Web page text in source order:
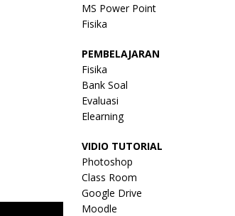
MS Power Point
Fisika
PEMBELAJARAN
Fisika
Bank Soal
Evaluasi
Elearning
VIDIO TUTORIAL
Photoshop
Class Room
Google Drive
Moodle